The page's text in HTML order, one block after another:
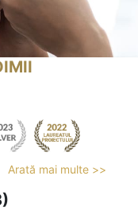
Arată mai multe >>